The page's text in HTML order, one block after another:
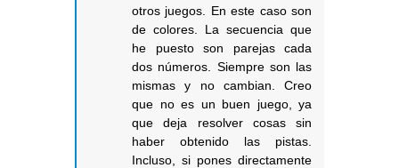
otros juegos. En este caso son
de colores. La secuencia que
he puesto son parejas cada
dos números. Siempre son las
mismas y no cambian. Creo
que no es un buen juego, ya
que deja resolver cosas sin
haber obtenido las pistas.
Incluso, si pones directamente